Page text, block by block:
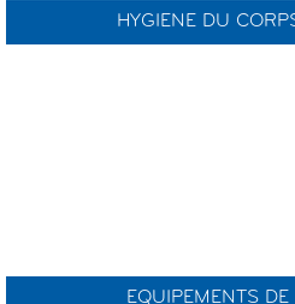
HYGIENE DU
EQUIPEMENTS DE